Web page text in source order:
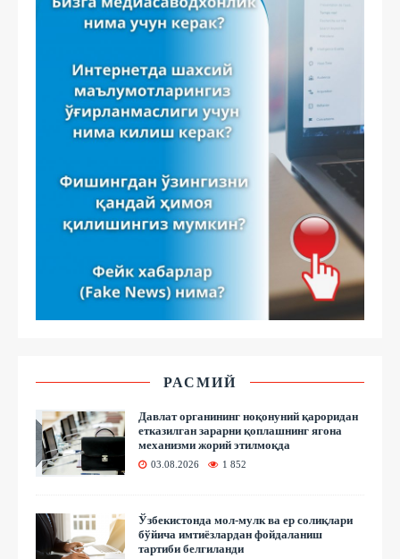
РАСМИЙ
Давлат органининг ноқонуний қароридан
етказилган зарарни қоплашнинг ягона
механизми жорий этилмоқда
03.08.2026 1 852
Ўзбекистонда мол-мулк ва ер солиқлари
бўйича имтиёзлардан фойдаланиш
тартиби белгиланди